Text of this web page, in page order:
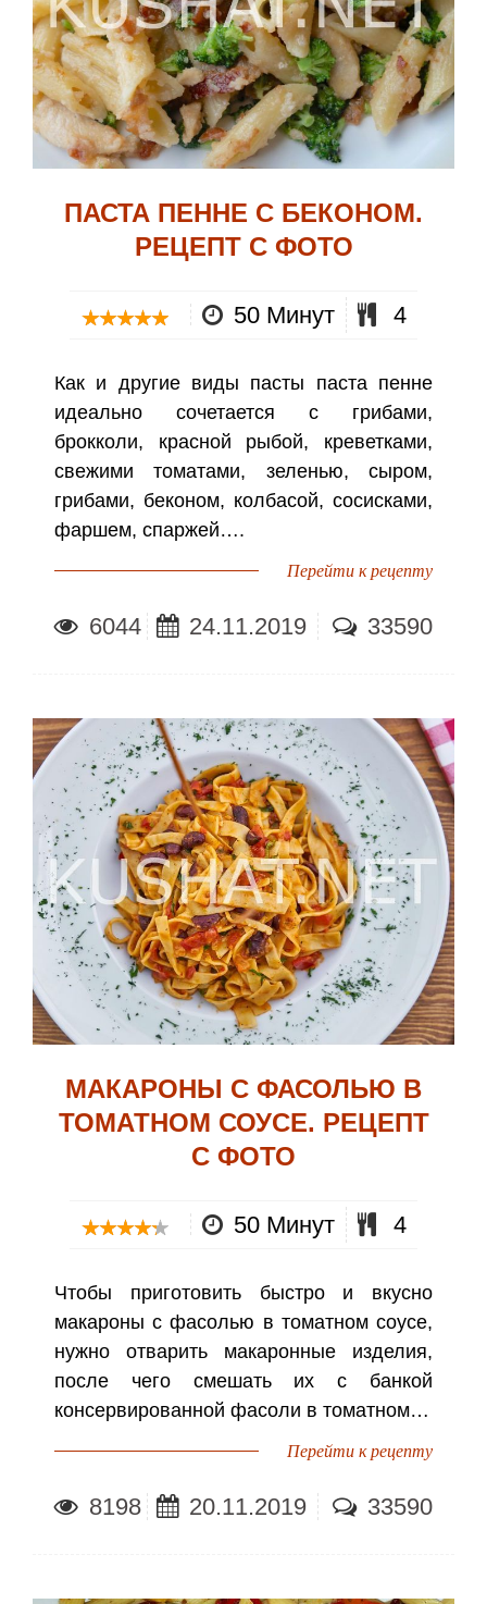
ПАСТА ПЕННЕ С БЕКОНОМ.
РЕЦЕПТ С ФОТО
50 Минут 4
Как и другие виды пасты паста пенне
идеально сочетается с грибами,
брокколи, красной рыбой, креветками,
свежими томатами, зеленью, сыром,
грибами, беконом, колбасой, сосисками,
фаршем, спаржей….
Перейти к рецепту
6044 24.11.2019 33590
МАКАРОНЫ С ФАСОЛЬЮ В
ТОМАТНОМ СОУСЕ. РЕЦЕПТ
С ФОТО
50 Минут 4
Чтобы приготовить быстро и вкусно
макароны с фасолью в томатном соусе,
нужно отварить макаронные изделия,
после чего смешать их с банкой
консервированной фасоли в томатном…
Перейти к рецепту
8198 20.11.2019 33590